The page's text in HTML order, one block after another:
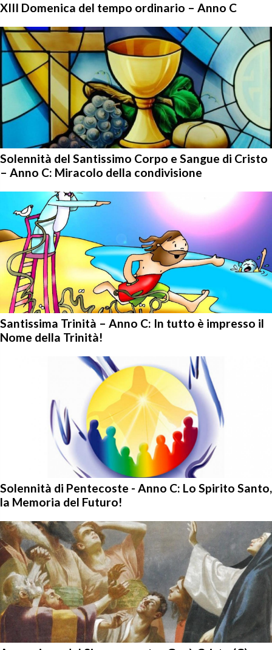
XIII Domenica del tempo ordinario – Anno C
Solennità del Santissimo Corpo e Sangue di Cristo
– Anno C: Miracolo della condivisione
Santissima Trinità – Anno C: In tutto è impresso il
Nome della Trinità!
Solennità di Pentecoste - Anno C: Lo Spirito Santo,
la Memoria del Futuro!